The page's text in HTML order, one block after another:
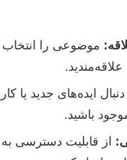
موضوعی را انتخاب
علاقه‌مندید.
ایده‌های جدید یا
باشید.
از قابلیت دسترسی به